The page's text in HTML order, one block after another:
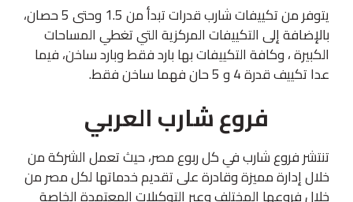
يتوفر من تكييفات شارب قدرات تبدأ من 1.5 وحتى 5 حصان،
بالإضافة إلى التكييفات المركزية التي تغطي المساحات
الكبيرة ، وكافة التكييفات بها بارد فقط وبارد ساخن، فيما
عدا تكييف قدرة 4 و 5 حان فهما ساخن فقط.
فروع شارب العربي
تنتشر فروع شارب في كل ربوع مصر، حيث تعمل الشركة من
خلال إدارة مميزة وقادرة على تقديم خدماتها لكل مصر من
خلال فروعها المختلف وعبر التوكيلات المعتمدة الخاصة